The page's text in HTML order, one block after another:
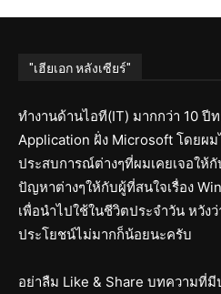
"เฮียเอก หลังเซียร์"
ทำงานด้านไอที(IT) มากกว่า 10 ปี
Application ฝั่ง Microsoft โดยผ
ประสบการณ์ต่างๆที่ผมเคยเจอให้
ปัญหาต่างๆให้กับผู้ที่สนใจเรื่อง
เพื่อนำไปใช้ในชีวิตประจำวัน หวัง
ประโยชน์ไม่มากก็น้อยนะครับ
อย่าลืม Like & Share บทความที่